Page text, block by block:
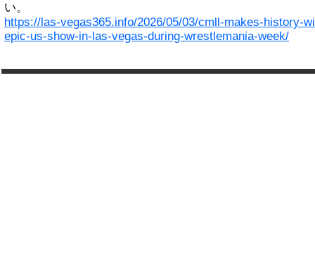
い。
https://las-vegas365.info/2026/05/03/cmll-makes-history-
epic-us-show-in-las-vegas-during-wrestlemania-week/